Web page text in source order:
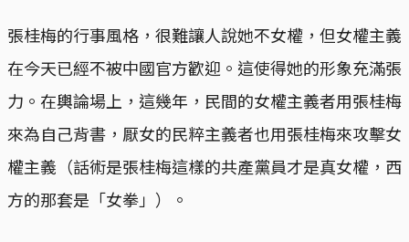
張桂梅的行事風格，很難讓人說她不女權，但女權主義
在今天已經不被中國官方歡迎。這使得她的形象充滿張
力。在輿論場上，這幾年，民間的女權主義者用張桂梅
來為自己背書，厭女的民粹主義者也用張桂梅來攻擊女
權主義（話術是張桂梅這樣的共產黨員才是真女權，西
方的那套是「女拳」）。